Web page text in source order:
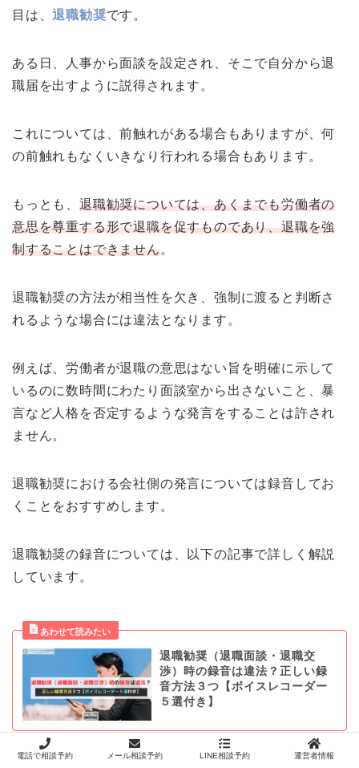
目は、退職勧奨です。
ある日、人事から面談を設定され、そこで自分から退
職届を出すように説得されます。
これについては、前触れがある場合もありますが、何
の前触れもなくいきなり行われる場合もあります。
もっとも、 退職勧奨については、あくまでも労働者の
意思を尊重する形で退職を促すものであり、退職を強
制することはできません。
退職勧奨の方法が相当性を欠き、強制に渡ると判断さ
れるような場合には違法となります。
例えば、労働者が退職の意思はない旨を明確に示して
いるのに数時間にわたり面談室から出さないこと、暴
言など人格を否定するような発言をすることは許され
ません。
退職勧奨における会社側の発言については録音してお
くことをおすすめします。
退職勧奨の録音については、以下の記事で詳しく解説
しています。
退職勧奨（退職面談・退職交
渉）時の録音は違法？正しい録
音方法３つ【ボイスレコーダー
５選付き】
電話で相談予約 メール相談予約 LINE相談予約 運営者情報